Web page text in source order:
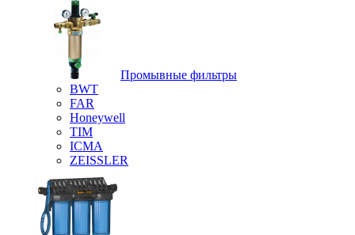
Промывные фильтры
BWT
FAR
Honeywell
TIM
ICMA
ZEISSLER